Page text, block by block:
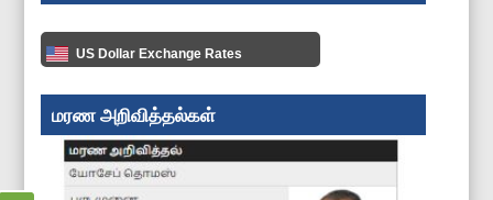
US Dollar Exchange Rates
மரண அறிவித்தல்கள்